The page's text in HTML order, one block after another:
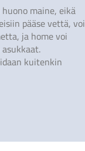
maine, eikä
pääse vettä, voi
ja home voi
kuitenkin